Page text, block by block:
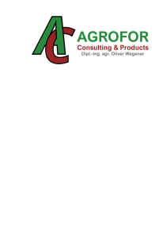
Skip to main content